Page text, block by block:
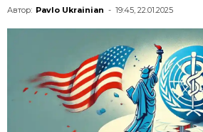
Автор: Pavlo Ukrainian - 19:45, 22.01.2025